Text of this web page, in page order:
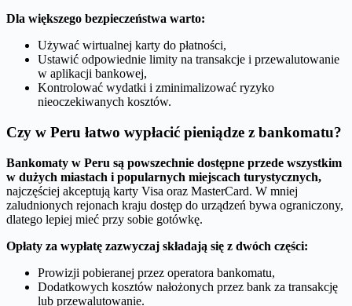
Dla większego bezpieczeństwa warto:
Używać wirtualnej karty do płatności,
Ustawić odpowiednie limity na transakcje i przewalutowanie
w aplikacji bankowej,
Kontrolować wydatki i zminimalizować ryzyko
nieoczekiwanych kosztów.
Czy w Peru łatwo wypłacić pieniądze z bankomatu?
Bankomaty w Peru są powszechnie dostępne przede wszystkim
w dużych miastach i popularnych miejscach turystycznych,
najczęściej akceptują karty Visa oraz MasterCard. W mniej
zaludnionych rejonach kraju dostęp do urządzeń bywa ograniczony,
dlatego lepiej mieć przy sobie gotówkę.
Opłaty za wypłatę zazwyczaj składają się z dwóch części:
Prowizji pobieranej przez operatora bankomatu,
Dodatkowych kosztów nałożonych przez bank za transakcję
lub przewalutowanie.